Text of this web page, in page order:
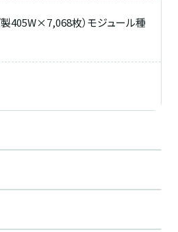
405W×7,068枚）モジュール種